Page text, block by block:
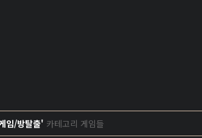
임/방탈출' 카테고리 게임들